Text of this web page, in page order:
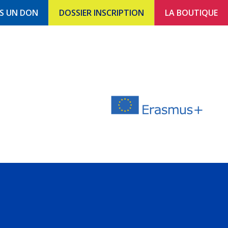
UN DON DOSSIER INSCRIPTION LA BOUTIQUE